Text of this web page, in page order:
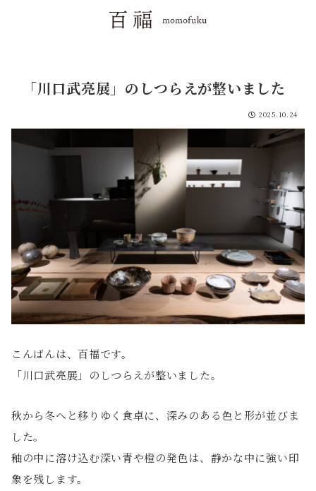
「川口武亮展」のしつらえが整いました
2025.10.24
こんばんは、百福です。
「川口武亮展」のしつらえが整いました。
秋から冬へと移りゆく食卓に、深みのある色と形が並びま
した。
釉の中に溶け込む深い青や橙の発色は、静かな中に強い印
象を残します。